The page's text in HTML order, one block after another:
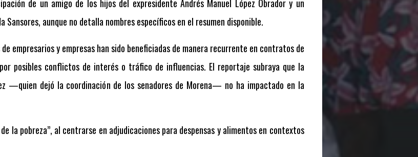
de un amigo de los hijos del expresidente Andrés Manuel López Obrador y un
Sansores, aunque no detalla nombres específicos en el resumen disponible.
empresarios y empresas han sido beneficiadas de manera recurrente en contratos de
posibles conflictos de interés o tráfico de influencias. El reportaje subraya que la
—quien dejó la coordinación de los senadores de Morena— no ha impactado en la
la pobreza”, al centrarse en adjudicaciones para despensas y alimentos en contextos